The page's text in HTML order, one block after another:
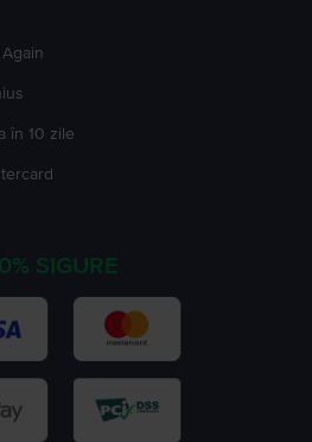
în 10 zile
SIGURE